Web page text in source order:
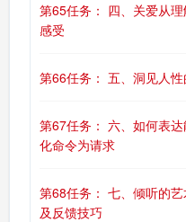
第65任务： 四、关爱从
感受
第66任务： 五、洞见人
第67任务： 六、如何表
化命令为请求
第68任务： 七、倾听的
及反馈技巧